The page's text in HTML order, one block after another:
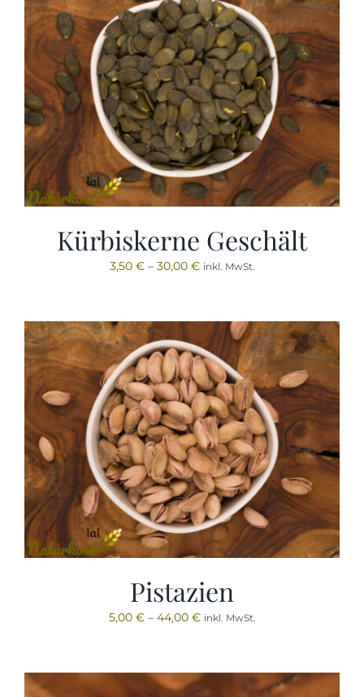
Kürbiskerne Geschält
3,50 €– 30,00 € inkl. MwSt.
Pistazien
5,00 €– 44,00 € inkl. MwSt.